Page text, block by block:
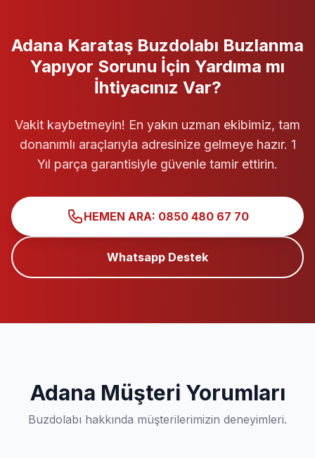
Adana Karataş Buzdolabı Buzlanma
Yapıyor Sorunu İçin Yardıma mı
İhtiyacınız Var?
Vakit kaybetmeyin! En yakın uzman ekibimiz, tam
donanımlı araçlarıyla adresinize gelmeye hazır. 1
Yıl parça garantisiyle güvenle tamir ettirin.
HEMEN ARA: 0850 480 67 70
Whatsapp Destek
Adana Müşteri Yorumları
Buzdolabı hakkında müşterilerimizin deneyimleri.